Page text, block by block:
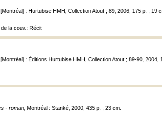
, [Montréal] : Hurtubise HMH, Collection Atout ; 89, 2006, 175 p. ; 19
la couv.: Récit
, [Montréal] : Éditions Hurtubise HMH, Collection Atout ; 89-90, 2004,
- roman , Montréal : Stanké, 2000, 435 p. ; 23 cm.